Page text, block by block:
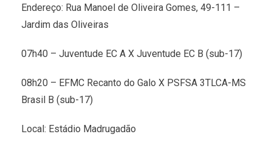
Endereço: Rua Manoel de Oliveira Gomes, 49-111 –
Jardim das Oliveiras
07h40 – Juventude EC A X Juventude EC B (sub-17)
08h20 – EFMC Recanto do Galo X PSFSA 3TLCA-MS
Brasil B (sub-17)
Local: Estádio Madrugadão